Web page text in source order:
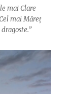
mai Clare
mai Măreț